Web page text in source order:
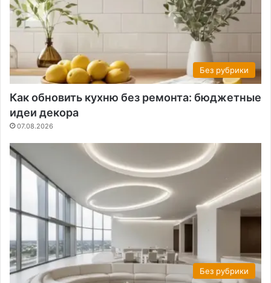
Без рубрики
Как обновить кухню без ремонта: бюджетные
идеи декора
07.08.2026
Без рубрики